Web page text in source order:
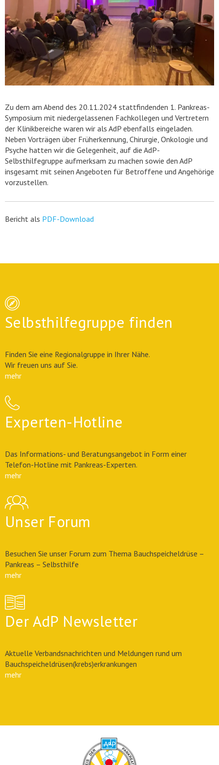
Zu dem am Abend des 20.11.2024 stattfindenden 1. Pankreas-
Symposium mit niedergelassenen Fachkollegen und Vertretern
der Klinikbereiche waren wir als AdP ebenfalls eingeladen.
Neben Vorträgen über Früherkennung, Chirurgie, Onkologie und
Psyche hatten wir die Gelegenheit, auf die AdP-
Selbsthilfegruppe aufmerksam zu machen sowie den AdP
insgesamt mit seinen Angeboten für Betroffene und Angehörige
vorzustellen.
Bericht als PDF-Download
Selbsthilfegruppe finden
Finden Sie eine Regionalgruppe in Ihrer Nähe.
Wir freuen uns auf Sie.
mehr
Experten-Hotline
Das Informations- und Beratungsangebot in Form einer
Telefon-Hotline mit Pankreas-Experten.
mehr
Unser Forum
Besuchen Sie unser Forum zum Thema Bauchspeicheldrüse –
Pankreas – Selbsthilfe
mehr
Der AdP Newsletter
Aktuelle Verbandsnachrichten und Meldungen rund um
Bauchspeicheldrüsen(krebs)erkrankungen
mehr